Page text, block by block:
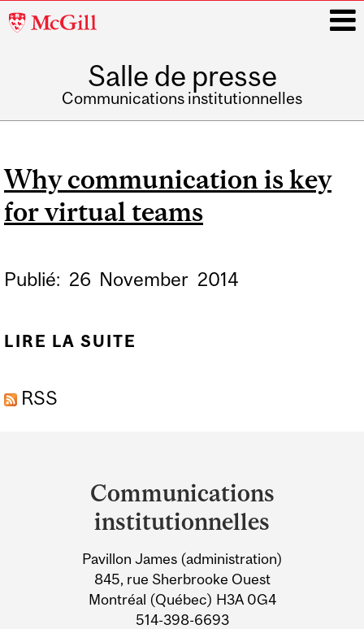
McGill
Salle de presse
Communications institutionnelles
Why communication is key
for virtual teams
Publié: 26 November 2014
LIRE LA SUITE
RSS
University
Information
Communications
institutionnelles
Pavillon James (administration)
845, rue Sherbrooke Ouest
Montréal (Québec) H3A 0G4
514-398-6693